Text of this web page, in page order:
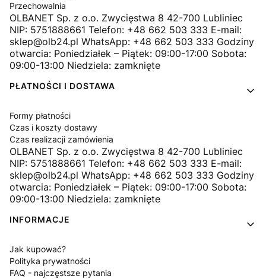
Przechowalnia
OLBANET Sp. z o.o. Zwycięstwa 8 42-700 Lubliniec
NIP: 5751888661 Telefon: +48 662 503 333 E-mail:
sklep@olb24.pl WhatsApp: +48 662 503 333 Godziny
otwarcia: Poniedziałek – Piątek: 09:00-17:00 Sobota:
09:00-13:00 Niedziela: zamknięte
PŁATNOŚCI I DOSTAWA
Formy płatności
Czas i koszty dostawy
Czas realizacji zamówienia
OLBANET Sp. z o.o. Zwycięstwa 8 42-700 Lubliniec
NIP: 5751888661 Telefon: +48 662 503 333 E-mail:
sklep@olb24.pl WhatsApp: +48 662 503 333 Godziny
otwarcia: Poniedziałek – Piątek: 09:00-17:00 Sobota:
09:00-13:00 Niedziela: zamknięte
INFORMACJE
Jak kupować?
Polityka prywatności
FAQ - najczęstsze pytania